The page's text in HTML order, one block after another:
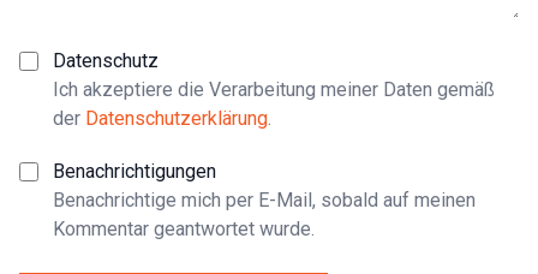
Datenschutz
Ich akzeptiere die Verarbeitung meiner Daten gemäß
der Datenschutzerklärung.
Benachrichtigungen
Benachrichtige mich per E-Mail, sobald auf meinen
Kommentar geantwortet wurde.